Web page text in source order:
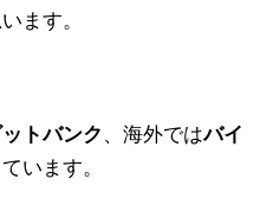
ます。
ットバンク 、海外ではバイ
います。